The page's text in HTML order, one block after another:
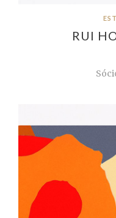
RUI